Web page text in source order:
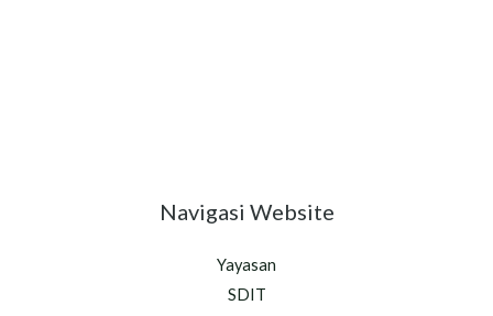
Navigasi Website
Yayasan
SDIT